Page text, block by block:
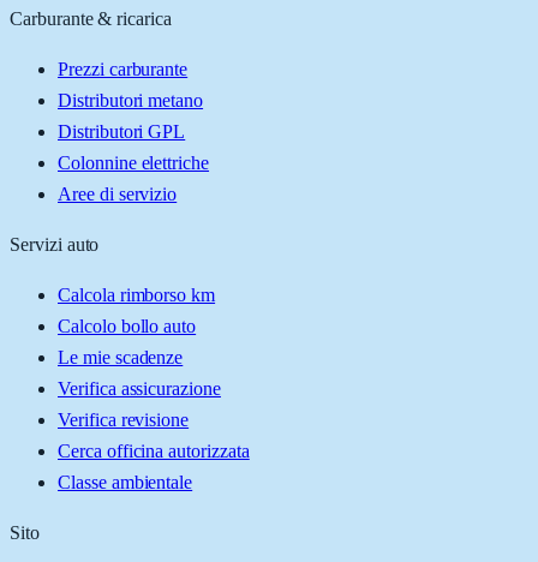
Carburante & ricarica
Prezzi carburante
Distributori metano
Distributori GPL
Colonnine elettriche
Aree di servizio
Servizi auto
Calcola rimborso km
Calcolo bollo auto
Le mie scadenze
Verifica assicurazione
Verifica revisione
Cerca officina autorizzata
Classe ambientale
Sito